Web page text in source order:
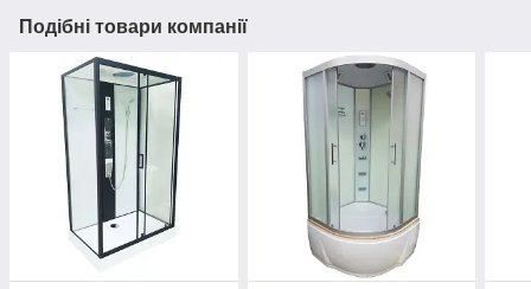
Подібні товари компанії